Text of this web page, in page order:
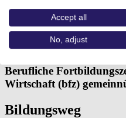
Unreal Engine
Berufliche
Wirtschaft (bfz)
Bildungsweg
Accept all
No, adjust